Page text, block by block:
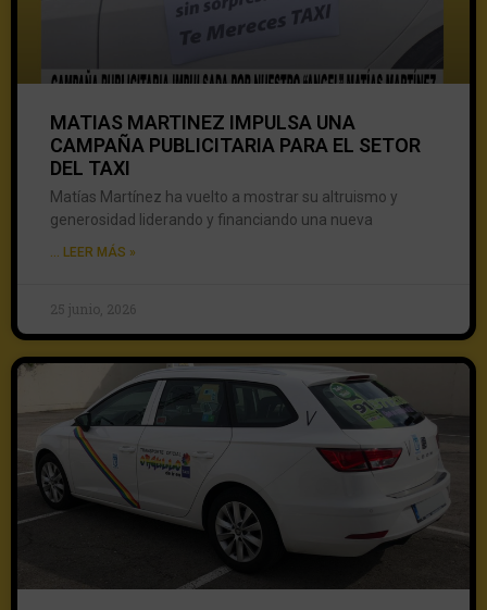
MATIAS MARTINEZ IMPULSA UNA
CAMPAÑA PUBLICITARIA PARA EL SETOR
DEL TAXI
Matías Martínez ha vuelto a mostrar su altruismo y
generosidad liderando y financiando una nueva
... LEER MÁS »
25 junio, 2026